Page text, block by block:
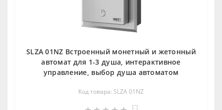
SLZA 01NZ Встроенный монетный и жетонный
автомат для 1-3 душа, интерактивное
управление, выбор душа автоматом
Код товара: SLZA 01NZ